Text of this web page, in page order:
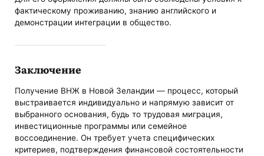
фактическому проживанию, знанию английского и
демонстрации интеграции в общество.
Заключение
Получение ВНЖ в Новой Зеландии — процесс, который
выстраивается индивидуально и напрямую зависит от
выбранного основания, будь то трудовая миграция,
инвестиционные программы или семейное
воссоединение. Он требует учета специфических
критериев, подтверждения финансовой состоятельности